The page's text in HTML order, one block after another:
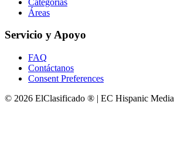
Áreas
Servicio y Apoyo
FAQ
Contáctanos
Consent Preferences
© 2026 ElClasificado ® | EC Hispanic Media